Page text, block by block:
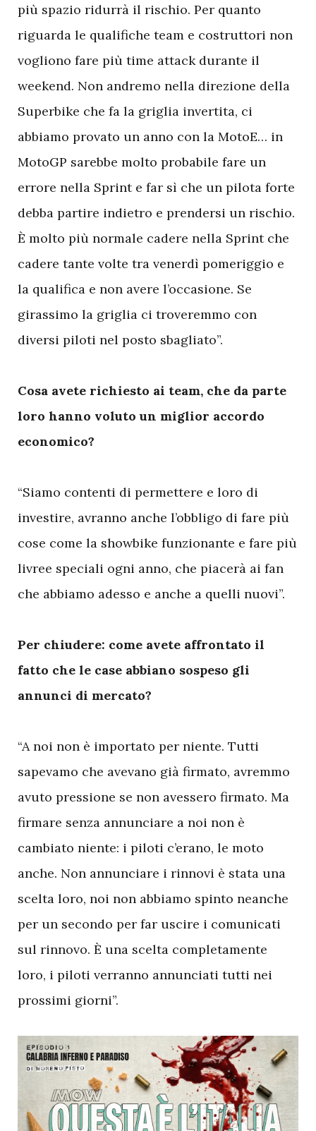
più spazio ridurrà il rischio. Per quanto
riguarda le qualifiche team e costruttori non
vogliono fare più time attack durante il
weekend. Non andremo nella direzione della
Superbike che fa la griglia invertita, ci
abbiamo provato un anno con la MotoE… in
MotoGP sarebbe molto probabile fare un
errore nella Sprint e far sì che un pilota forte
debba partire indietro e prendersi un rischio.
È molto più normale cadere nella Sprint che
cadere tante volte tra venerdì pomeriggio e
la qualifica e non avere l’occasione. Se
girassimo la griglia ci troveremmo con
diversi piloti nel posto sbagliato”.
Cosa avete richiesto ai team, che da parte
loro hanno voluto un miglior accordo
economico?
“Siamo contenti di permettere e loro di
investire, avranno anche l’obbligo di fare più
cose come la showbike funzionante e fare più
livree speciali ogni anno, che piacerà ai fan
che abbiamo adesso e anche a quelli nuovi”.
Per chiudere: come avete affrontato il
fatto che le case abbiano sospeso gli
annunci di mercato?
“A noi non è importato per niente. Tutti
sapevamo che avevano già firmato, avremmo
avuto pressione se non avessero firmato. Ma
firmare senza annunciare a noi non è
cambiato niente: i piloti c’erano, le moto
anche. Non annunciare i rinnovi è stata una
scelta loro, noi non abbiamo spinto neanche
per un secondo per far uscire i comunicati
sul rinnovo. È una scelta completamente
loro, i piloti verranno annunciati tutti nei
prossimi giorni”.